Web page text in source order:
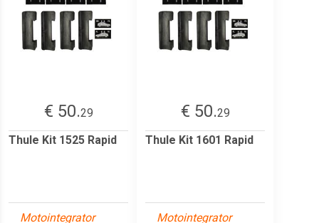
€ 50.29
Thule Kit 1525 Rapid
Motointegrator
€ 50.29
Thule Kit 1601 Rapid
Motointegrator